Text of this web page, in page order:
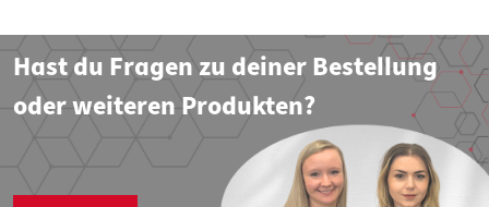
Hast du Fragen zu deiner Bestellung
oder weiteren Produkten?